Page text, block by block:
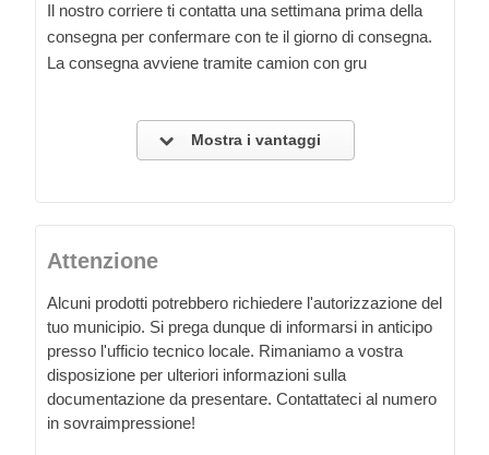
Il nostro corriere ti contatta una settimana prima della
consegna per confermare con te il giorno di consegna.
La consegna avviene tramite camion con gru
Mostra i vantaggi
Attenzione
Alcuni prodotti potrebbero richiedere l'autorizzazione del
tuo municipio. Si prega dunque di informarsi in anticipo
presso l'ufficio tecnico locale. Rimaniamo a vostra
disposizione per ulteriori informazioni sulla
documentazione da presentare. Contattateci al numero
in sovraimpressione!